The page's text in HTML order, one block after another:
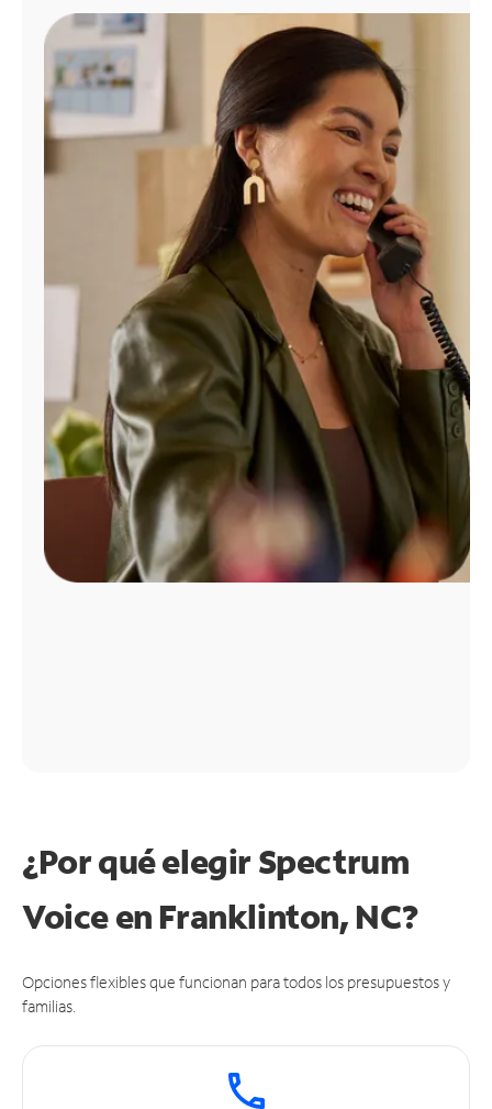
Administrar
cuenta
Encuentra
tienda
¿Por qué elegir Spectrum
Voice en Franklinton, NC?
Opciones flexibles que funcionan para todos los presupuestos y
familias.